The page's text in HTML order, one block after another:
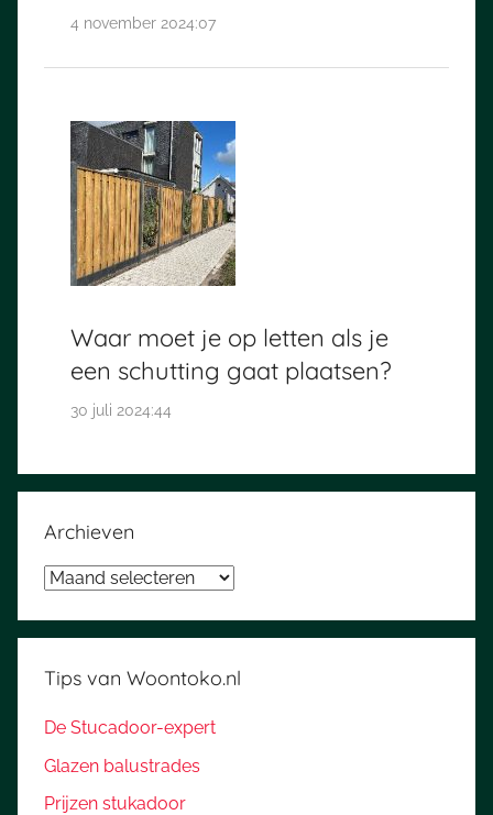
4 november 2024:07
Waar moet je op letten als je
een schutting gaat plaatsen?
30 juli 2024:44
Archieven
Archieven
Tips van Woontoko.nl
De Stucadoor-expert
Glazen balustrades
Prijzen stukadoor